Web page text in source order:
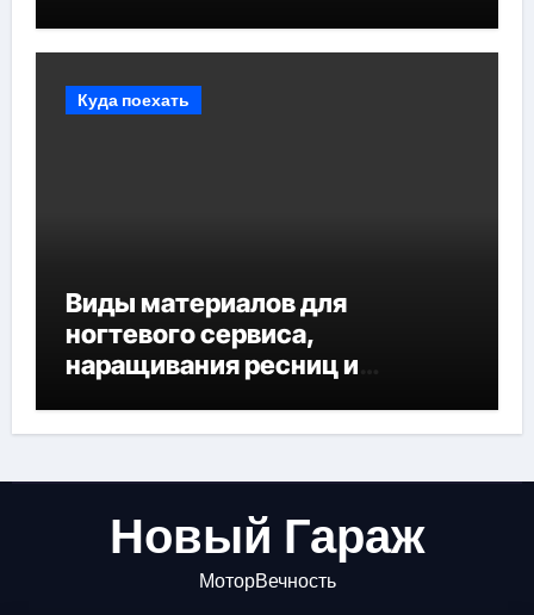
Куда поехать
Виды материалов для
ногтевого сервиса,
наращивания ресниц и
Новый Гараж
МоторВечность